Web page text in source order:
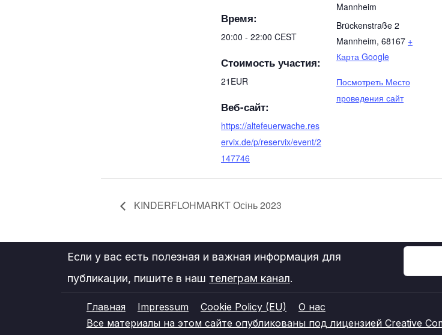
Время:
20:00 - 22:00 CEST
Стоимость участия:
21EUR
Веб-сайт:
https://altefeuerwache.res
ervix.de/p/reservix/event/2
147746
Mannheim
Brückenstraße 2
Mannheim, 68167 +
Карта Google
Посмотреть Место
проведения сайт
KINDERFLOHMARKT Осінь 2023
Если у вас есть полезная и важная информация для
публикации, пишите в наш телеграм канал.
Главная Impressum Cookie Policy (EU)
О нас
Все материалы на этом сайте опубликованы под лицензией Creative